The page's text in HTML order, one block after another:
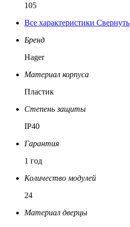
105
Все характеристики Свернуть
Бренд
Hager
Материал корпуса
Пластик
Степень защиты
IP40
Гарантия
1 год
Количество модулей
24
Материал дверцы